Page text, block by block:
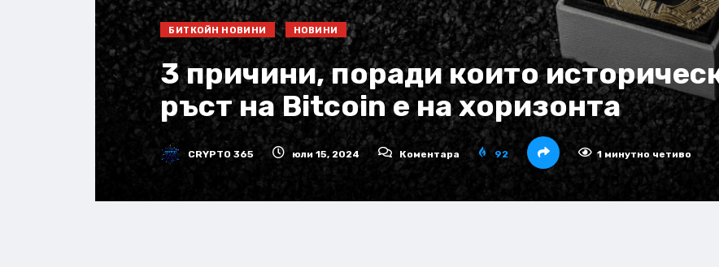
БИТКОЙН НОВИНИ НОВИНИ
3 причини, поради които
ръст на Bitcoin е на хоризонта
CRYPTO 365 юли 15, 2024 Коментара 92 1 минутно четиво